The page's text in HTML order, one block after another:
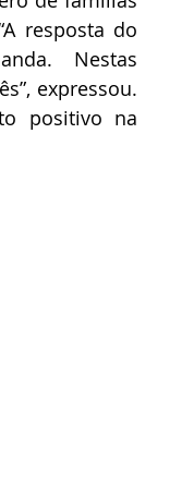
resposta do
Nestas
expressou.
positivo na